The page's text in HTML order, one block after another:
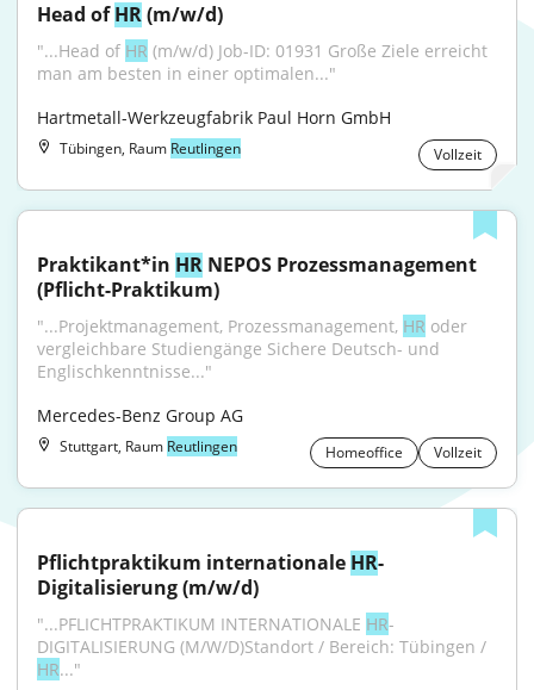
Head of HR (m/w/d)
"...Head of HR (m/w/d) Job-ID: 01931 Große Ziele erreicht
man am besten in einer optimalen..."
Hartmetall-Werkzeugfabrik Paul Horn GmbH
Tübingen, Raum Reutlingen Vollzeit
Praktikant*in HR NEPOS Prozessmanagement
(Pflicht-Praktikum)
"...Projektmanagement, Prozessmanagement, HR oder
vergleichbare Studiengänge Sichere Deutsch- und
Englischkenntnisse..."
Mercedes-Benz Group AG
Stuttgart, Raum Reutlingen Homeoffice Vollzeit
Pflichtpraktikum internationale HR-
Digitalisierung (m/w/d)
"...PFLICHTPRAKTIKUM INTERNATIONALE HR-
HR..."